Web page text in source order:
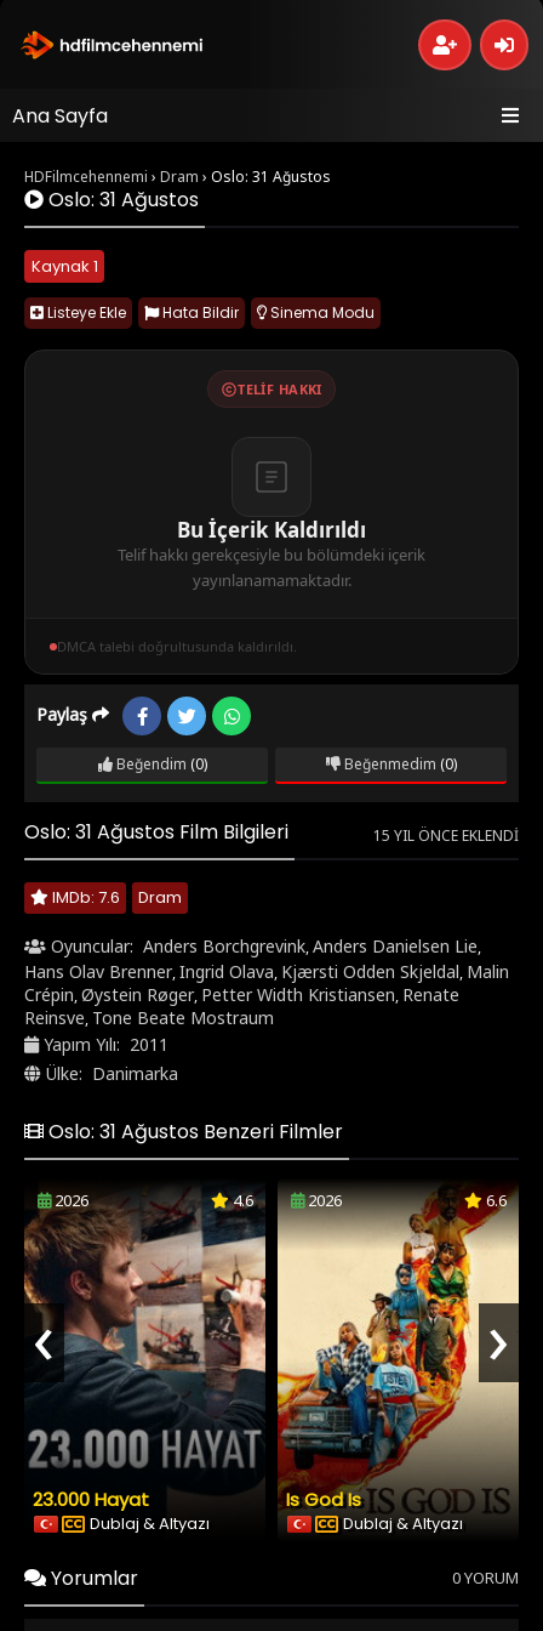
Ana Sayfa
HDFilmcehennemi › Dram › Oslo: 31 Ağustos
Oslo: 31 Ağustos
Kaynak 1
Listeye Ekle Hata Bildir Sinema Modu
TELIF HAKKI
Bu İçerik Kaldırıldı
Telif hakkı gerekçesiyle bu bölümdeki içerik
yayınlanamamaktadır.
DMCA talebi doğrultusunda kaldırıldı.
Paylaş
Beğendim (0) Beğenmedim (0)
Oslo: 31 Ağustos Film Bilgileri 15 YIL ÖNCE EKLENDI
IMDb: 7.6 Dram
Oyuncular: Anders Borchgrevink,Anders Danielsen Lie,
Hans Olav Brenner,Ingrid Olava, Kjærsti Odden Skjeldal, Malin
Crépin,Øystein Røger, Petter Width Kristiansen, Renate
Reinsve, Tone Beate Mostraum
Yapım Yılı: 2011
Ülke: Danimarka
Oslo: 31 Ağustos Benzeri Filmler
2026 4.6
23.000 Hayat
Dublaj & Altyazı
2026 6.6
Is God Is
Dublaj & Altyazı
‹ ›
Yorumlar 0 YORUM